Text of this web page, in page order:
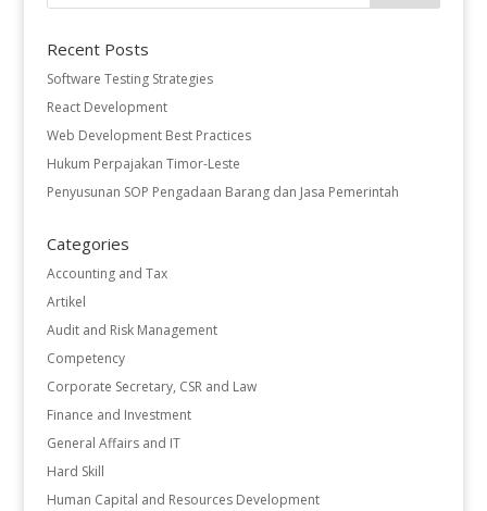
Recent Posts
Software Testing Strategies
React Development
Web Development Best Practices
Hukum Perpajakan Timor-Leste
Penyusunan SOP Pengadaan Barang dan Jasa Pemerintah
Categories
Accounting and Tax
Artikel
Audit and Risk Management
Competency
Corporate Secretary, CSR and Law
Finance and Investment
General Affairs and IT
Hard Skill
Human Capital and Resources Development